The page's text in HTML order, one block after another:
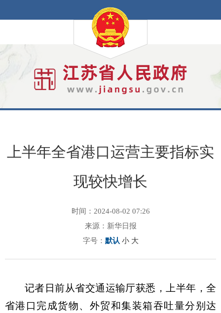
上半年全省港口运营主要指标实
现较快增长
时间：2024-08-02 07:26
来源：新华日报
字号： 默认 小 大
记者日前从省交通运输厅获悉，上半年，全
省港口完成货物、外贸和集装箱吞吐量分别达